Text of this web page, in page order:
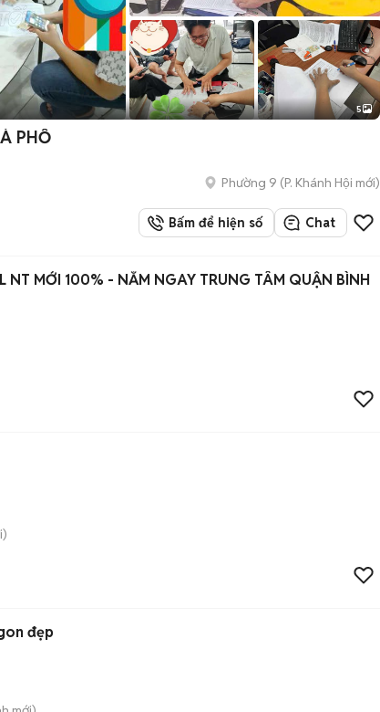
5
PHỐ
Phường 9 (P. Khánh Hội mới)
Bấm để hiện số Chat
NT MỚI 100% - NẰM NGAY TRUNG TÂM QUẬN BÌNH
đẹp